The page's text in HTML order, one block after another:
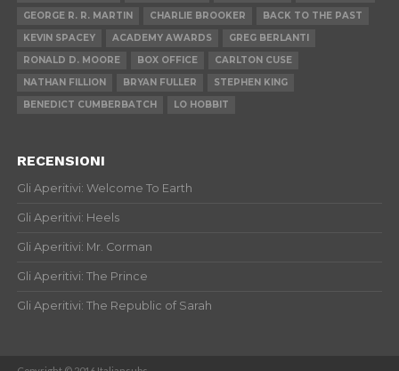
GEORGE R. R. MARTIN
CHARLIE BROOKER
BACK TO THE PAST
KEVIN SPACEY
ACADEMY AWARDS
GREG BERLANTI
RONALD D. MOORE
BOX OFFICE
CARLTON CUSE
NATHAN FILLION
BRYAN FULLER
STEPHEN KING
BENEDICT CUMBERBATCH
LO HOBBIT
RECENSIONI
Gli Aperitivi: Welcome To Earth
Gli Aperitivi: Heels
Gli Aperitivi: Mr. Corman
Gli Aperitivi: The Prince
Gli Aperitivi: The Republic of Sarah